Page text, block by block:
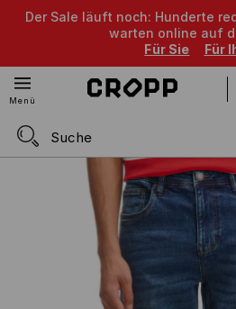
Der Sale läuft noch: Hunderte
warten online auf
Für Sie
Für
Menü